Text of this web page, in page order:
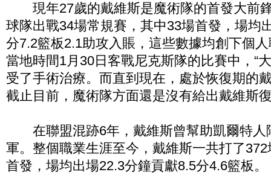
現年27歲的戴維斯是魔術隊的首發大前
球隊出戰34場常規賽，其中33場首發，場均
分7.2籃板2.1助攻入賬，這些數據均創下個
當地時間1月30日客戰尼克斯隊的比賽中，“
受了手術治療。而直到現在，處於恢復期的
截止目前，魔術隊方面還是沒有給出戴維斯
在聯盟混跡6年，戴維斯曾幫助凱爾特人
軍。整個職業生涯至今，戴維斯一共打了
首發，場均出場22.3分鐘貢獻8.5分4.6籃板。